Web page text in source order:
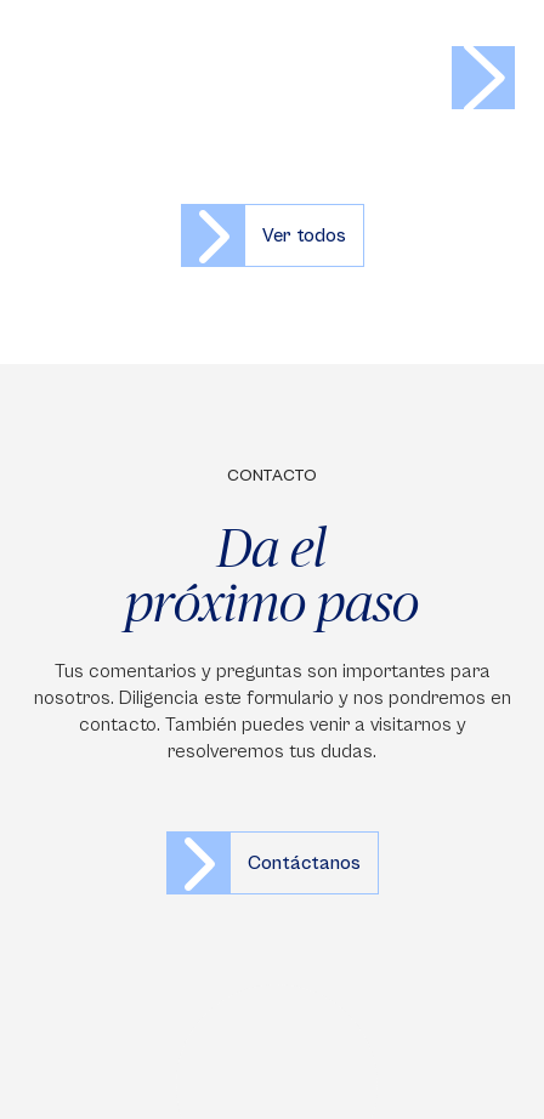
Ver todos
CONTACTO
Da el
próximo paso
Tus comentarios y preguntas son importantes para
nosotros. Diligencia este formulario y nos pondremos en
contacto. También puedes venir a visitarnos y
resolveremos tus dudas.
Contáctanos